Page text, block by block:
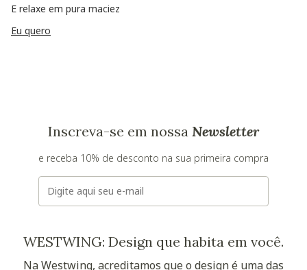
E relaxe em pura maciez
Eu quero
Inscreva-se em nossa Newsletter
e receba 10% de desconto na sua primeira compra
E-mail
WESTWING: Design que habita em você.
Na Westwing, acreditamos que o design é uma das